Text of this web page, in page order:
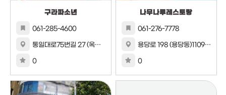
구라파소년
061-285-4600
통일대로75번길 27 (옥암동)1층
0
나무나루레스토랑
061-276-7778
용당로 198 (용당동)1109번지 8호
0